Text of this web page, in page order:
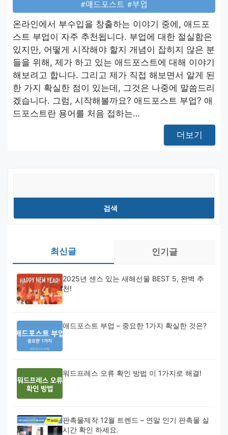
온라인에서 부수입을 창출하는 이야기 중에, 애드포
스트 부업이 자주 추천됩니다. 부업에 대한 절실함은
있지만, 어떻게 시작해야 할지 개념이 잡히지 않은 분
들을 위해, 제가 하고 있는 애드포스트에 대해 이야기
해보려고 합니다. 그리고 제가 직접 해보면서 알게 된
한 가지 확실한 점이 있는데, 그것은 나중에 말씀드리
겠습니다. 그럼, 시작해볼까요? 애드포스트 부업? 애
드포스트란 용어를 처음 접하는…
더보기
검색
최신글 인기글
2025년 센스 있는 새해선물 BEST 5, 완벽 추
천!
애드포스트 부업 – 중요한 1가지 확실한 것은?
워드프레스 오류 확인 방법 이 1가지로 해결!
판촉물제작 12월 트렌드 – 연말 인기 판촉물 실
시간 확인 하세요.